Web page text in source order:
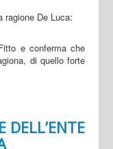
e conferma che
di quello forte
DELL’ENTE